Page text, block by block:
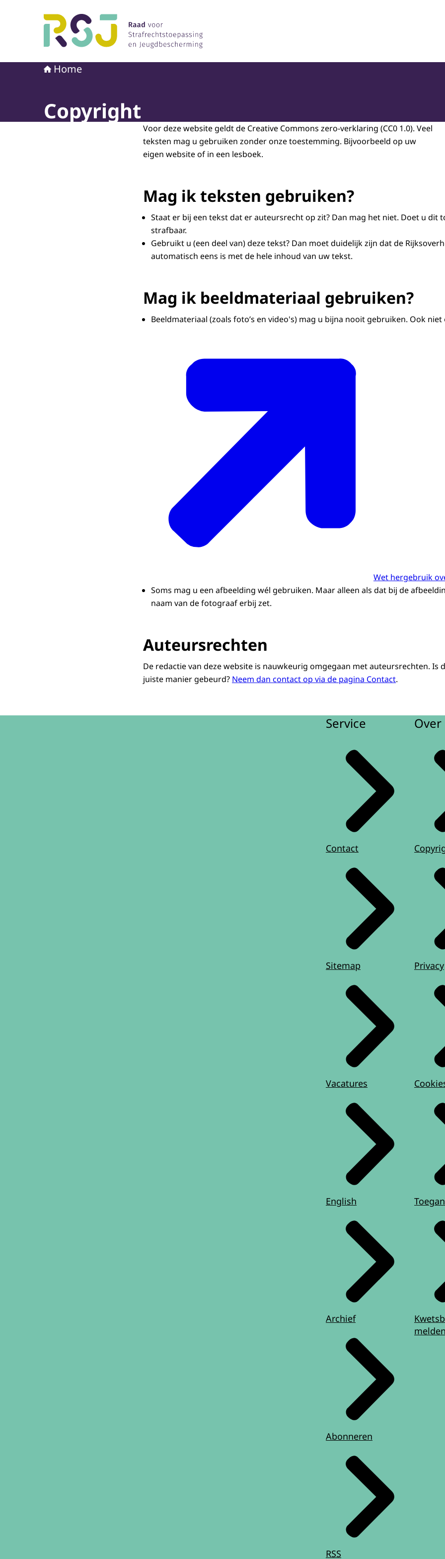
Home
Copyright
Voor deze website geldt de Creative Commons zero-verklaring (CC0 1.0). Veel
teksten mag u gebruiken zonder onze toestemming. Bijvoorbeeld op uw
eigen website of in een lesboek.
Mag ik teksten gebruiken?
Staat er bij een tekst dat er auteursrecht op zit? Dan mag het niet. Doet u dit
strafbaar.
Gebruikt u (een deel van) deze tekst? Dan moet duidelijk zijn dat de
automatisch eens is met de hele inhoud van uw tekst.
Mag ik beeldmateriaal gebruiken?
Beeldmateriaal (zoals foto’s en video's) mag u bijna nooit gebruiken. Ook
Wet hergebruik
Soms mag u een afbeelding wél gebruiken. Maar alleen als dat bij de
naam van de fotograaf erbij zet.
Auteursrechten
De redactie van deze website is nauwkeurig omgegaan met auteursrechten. Is
juiste manier gebeurd? Neem dan contact op via de pagina Contact.
Service
Contact
Sitemap
Vacatures
English
Archief
Abonneren
RSS
Privacy